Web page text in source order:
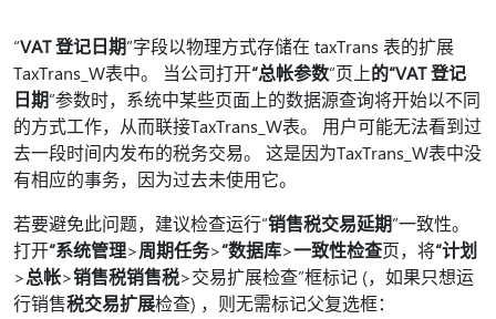
“VAT 登记日期”字段以物理方式存储在 taxTrans 表的扩展
TaxTrans_W表中。 当公司打开“总帐参数”页上的“VAT 登记
日期”参数时，系统中某些页面上的数据源查询将开始以不同
的方式工作，从而联接TaxTrans_W表。 用户可能无法看到过
去一段时间内发布的税务交易。 这是因为TaxTrans_W表中没
有相应的事务，因为过去未使用它。
若要避免此问题，建议检查运行“销售税交易延期”一致性。
打开“系统管理>周期任务>”数据库>一致性检查页，将“计划
>总帐>销售税销售税>交易扩展检查”框标记 (，如果只想运
行销售税交易扩展检查) ，则无需标记父复选框：